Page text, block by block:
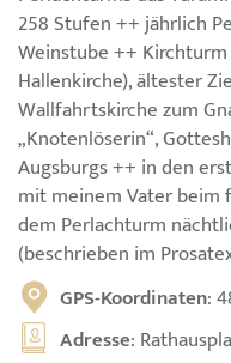
258 Stufen ++ jährlich
Weinstube ++
Hallenkirche), ältester
Wallfahrtskirche zum
„Knotenlöserin“,
Augsburgs ++ in den
mit meinem Vater
dem Perlachturm
(beschrieben im
GPS-Koordinaten:
Adresse: